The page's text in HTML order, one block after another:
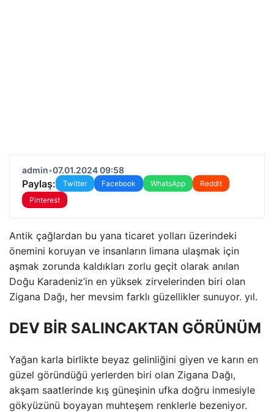
admin•07.01.2024 09:58
Paylaş: Twitter Facebook WhatsApp
Reddit
Pinterest
Antik çağlardan bu yana ticaret yolları üzerindeki
önemini koruyan ve insanların limana ulaşmak için
aşmak zorunda kaldıkları zorlu geçit olarak anılan
Doğu Karadeniz’in en yüksek zirvelerinden biri olan
Zigana Dağı, her mevsim farklı güzellikler sunuyor. yıl.
DEV BİR SALINCAKTAN GÖRÜNÜM
Yağan karla birlikte beyaz gelinliğini giyen ve karın en
güzel göründüğü yerlerden biri olan Zigana Dağı,
akşam saatlerinde kış güneşinin ufka doğru inmesiyle
gökyüzünü boyayan muhteşem renklerle bezeniyor.